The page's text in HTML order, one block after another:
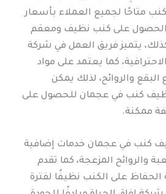
متاحًا لجميع العملاء بأسعار
الحصول على كنب نظيف ومعقم
يتميز فريق العمل في شركة
كما يعتمد على مواد
البقع والروائح، لذلك يمكن
كنب في عجمان للحصول على
ممكنة.
كنب في عجمان خدمات إضافية
والروائح المزعجة، كما تقدم
على الكنب نظيفًا لفترة